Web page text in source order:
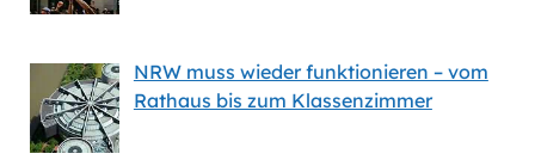
NRW muss wieder funktionieren – vom
Rathaus bis zum Klassenzimmer